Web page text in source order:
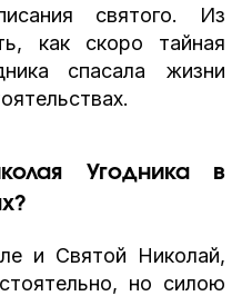
святого. Из
как скоро тайная
спасала жизни
Угодника в
и Святой Николай,
но силою